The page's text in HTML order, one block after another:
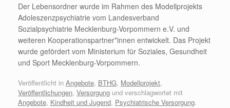
Der Lebensordner wurde im Rahmen des Modellprojekts
Adoleszenzpsychiatrie vom Landesverband
Sozialpsychiatrie Mecklenburg-Vorpommern e.V. und
weiteren Kooperationspartner*innen entwickelt. Das Projekt
wurde gefördert vom Ministerium für Soziales, Gesundheit
und Sport Mecklenburg-Vorpommern.
Veröffentlicht in Angebote, BTHG, Modellprojekt,
Veröffentlichungen, Versorgung und verschlagwortet mit
Angebote, Kindheit und Jugend, Psychiatrische Versorgung.